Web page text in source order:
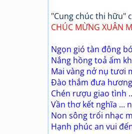
"Cung chúc thi hữu"
CHÚC MỪNG XUÂN
Ngọn gió tàn đông
Nắng hồng toả ấm
Mai vàng nở nụ tươi
Đào thắm đưa
Chén rượu giao tình
Vần thơ kết nghĩa ...
Non sông trổi nhạc
Hạnh phúc an vui